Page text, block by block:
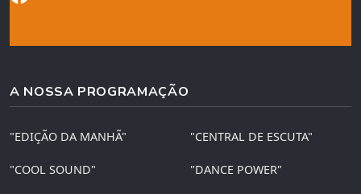
A NOSSA PROGRAMAÇÃO
"EDIÇÃO DA MANHÃ" "CENTRAL DE ESCUTA"
"COOL SOUND" "DANCE POWER"